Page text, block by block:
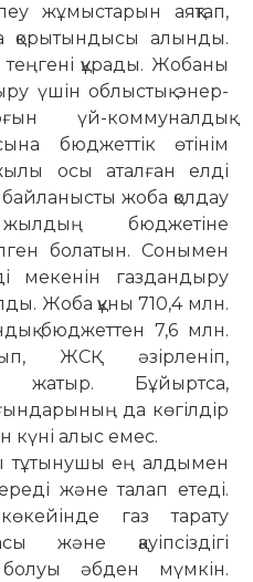
жұ­мыс­­тарын аяқтап,
қорытындысы алынды.
құрады. Жобаны
үшін облыстық энер­­
үй-ком­муналдық
бюд­жеттік өтінім
осы аталған елді
жоба қолдау
бюджетіне
болатын. Сонымен
мекенін газдандыру
Жоба құны 710,4 млн.
бюджеттен 7,6 млн.
ЖСҚ әзірленіп,
жатыр. Бұйыртса,
да көгілдір
күні алыс емес.
тұты­ну­шы ең алдымен
және талап етеді.
газ тарату
және қауіпсіздігі
әбден мүмкін.